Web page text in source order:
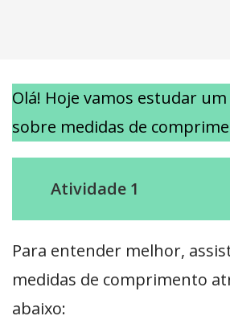
Olá! Hoje vamos estudar
sobre medidas de
Atividade 1
Para entender melhor,
medidas de comprimento
abaixo: